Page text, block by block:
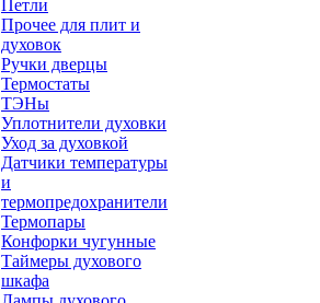
Петли
Прочее для плит и
духовок
Ручки дверцы
Термостаты
ТЭНы
Уплотнители духовки
Уход за духовкой
Датчики температуры
и
термопредохранители
Термопары
Конфорки чугунные
Таймеры духового
шкафа